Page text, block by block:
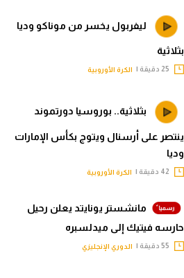
ليفربول يخسر من موناكو وديا
بثلاثية
الكرة الأوروبية
بثلاثية.. بوروسيا دورتموند
ينتصر على أرسنال ويتوج بكأس الإمارات
وديا
الكرة الأوروبية
مانشستر يونايتد يعلن رحيل
حارسه فيتيك إلى ميدلسبره
الدوري الإنجليزي